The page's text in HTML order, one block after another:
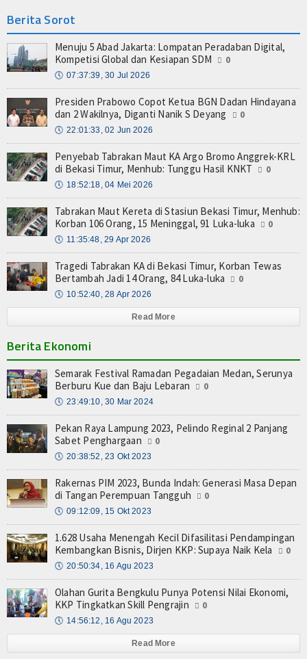
Berita Sorot
Menuju 5 Abad Jakarta: Lompatan Peradaban Digital,
Kompetisi Global dan Kesiapan SDM
0
🕔 07:37:39, 30 Jul 2026
Presiden Prabowo Copot Ketua BGN Dadan Hindayana
dan 2 Wakilnya, Diganti Nanik S Deyang
0
🕔 22:01:33, 02 Jun 2026
Penyebab Tabrakan Maut KA Argo Bromo Anggrek-KRL
di Bekasi Timur, Menhub: Tunggu Hasil KNKT
0
🕔 18:52:18, 04 Mei 2026
Tabrakan Maut Kereta di Stasiun Bekasi Timur, Menhub:
Korban 106 Orang, 15 Meninggal, 91 Luka-luka
0
🕔 11:35:48, 29 Apr 2026
Tragedi Tabrakan KA di Bekasi Timur, Korban Tewas
Bertambah Jadi 14 Orang, 84 Luka-luka
0
🕔 10:52:40, 28 Apr 2026
Read More
Berita Ekonomi
Semarak Festival Ramadan Pegadaian Medan, Serunya
Berburu Kue dan Baju Lebaran
0
🕔 23:49:10, 30 Mar 2024
Pekan Raya Lampung 2023, Pelindo Reginal 2 Panjang
Sabet Penghargaan
0
🕔 20:38:52, 23 Okt 2023
Rakernas PIM 2023, Bunda Indah: Generasi Masa Depan
di Tangan Perempuan Tangguh
0
🕔 09:12:09, 15 Okt 2023
1.628 Usaha Menengah Kecil Difasilitasi Pendampingan
Kembangkan Bisnis, Dirjen KKP: Supaya Naik Kela
0
🕔 20:50:34, 16 Agu 2023
Olahan Gurita Bengkulu Punya Potensi Nilai Ekonomi,
KKP Tingkatkan Skill Pengrajin
0
🕔 14:56:12, 16 Agu 2023
Read More